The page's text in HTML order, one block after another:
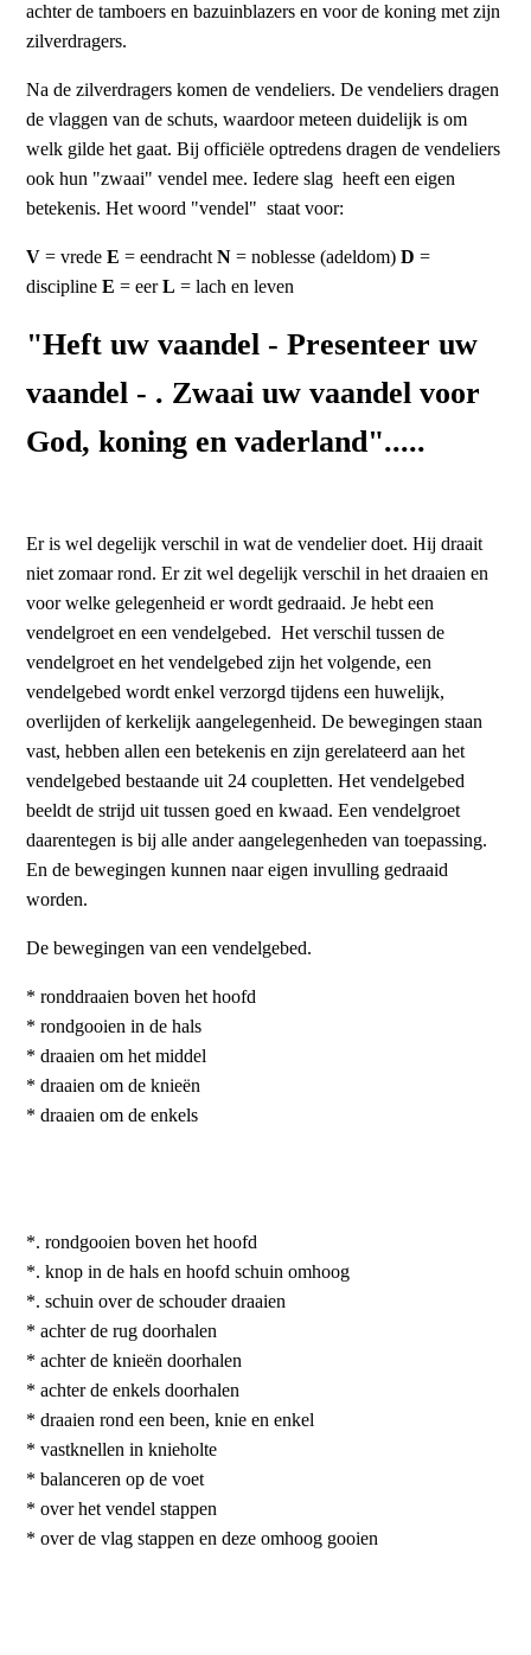
achter de tamboers en bazuinblazers en voor de koning met zijn
zilverdragers.
Na de zilverdragers komen de vendeliers. De vendeliers dragen
de vlaggen van de schuts, waardoor meteen duidelijk is om
welk gilde het gaat. Bij officiële optredens dragen de vendeliers
ook hun "zwaai" vendel mee. Iedere slag heeft een eigen
betekenis. Het woord "vendel" staat voor:
V = vredeE = eendrachtN = noblesse (adeldom)D =
disciplineE = eerL = lach en leven
"Heft uw vaandel - Presenteer uw
vaandel - . Zwaai uw vaandel voor
God, koning en vaderland".....
Er is wel degelijk verschil in wat de vendelier doet. Hij draait
niet zomaar rond. Er zit wel degelijk verschil in het draaien en
voor welke gelegenheid er wordt gedraaid. Je hebt een
vendelgroet en een vendelgebed. Het verschil tussen de
vendelgroet en het vendelgebed zijn het volgende, een
vendelgebed wordt enkel verzorgd tijdens een huwelijk,
overlijden of kerkelijk aangelegenheid. De bewegingen staan
vast, hebben allen een betekenis en zijn gerelateerd aan het
vendelgebed bestaande uit 24 coupletten. Het vendelgebed
beeldt de strijd uit tussen goed en kwaad. Een vendelgroet
daarentegen is bij alle ander aangelegenheden van toepassing.
En de bewegingen kunnen naar eigen invulling gedraaid
worden.
De bewegingen van een vendelgebed.
* ronddraaien boven het hoofd
* rondgooien in de hals
* draaien om het middel
* draaien om de knieën
* draaien om de enkels
*. rondgooien boven het hoofd
*. knop in de hals en hoofd schuin omhoog
*. schuin over de schouder draaien
* achter de rug doorhalen
* achter de knieën doorhalen
* achter de enkels doorhalen
* draaien rond een been, knie en enkel
* vastknellen in knieholte
* balanceren op de voet
* over het vendel stappen
* over de vlag stappen en deze omhoog gooien